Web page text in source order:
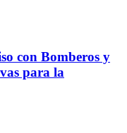
con Bomberos y
para la